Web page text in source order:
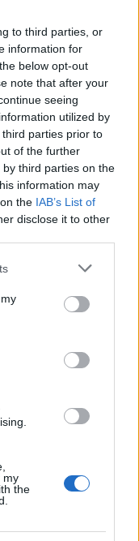
to third parties, or
information for
below opt-out
note that after your
seeing
utilized by
parties prior to
of the further
third parties on the
information may
the IAB’s List of
disclose it to other
or more Google
You may click to
third-party tags to
in below Google
my
the